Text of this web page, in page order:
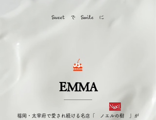
Sweet で Smile に
EMMA
福岡・太宰府で愛され続ける名店「 ノエルの樹 」が